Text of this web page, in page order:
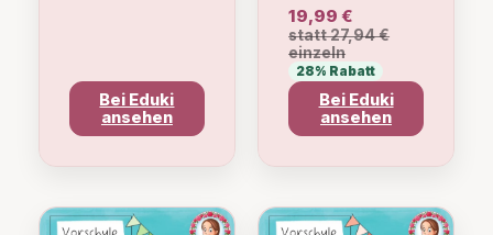
Bei Eduki
ansehen
19,99 €
statt 27,94 €
einzeln
28% Rabatt
Bei Eduki
ansehen